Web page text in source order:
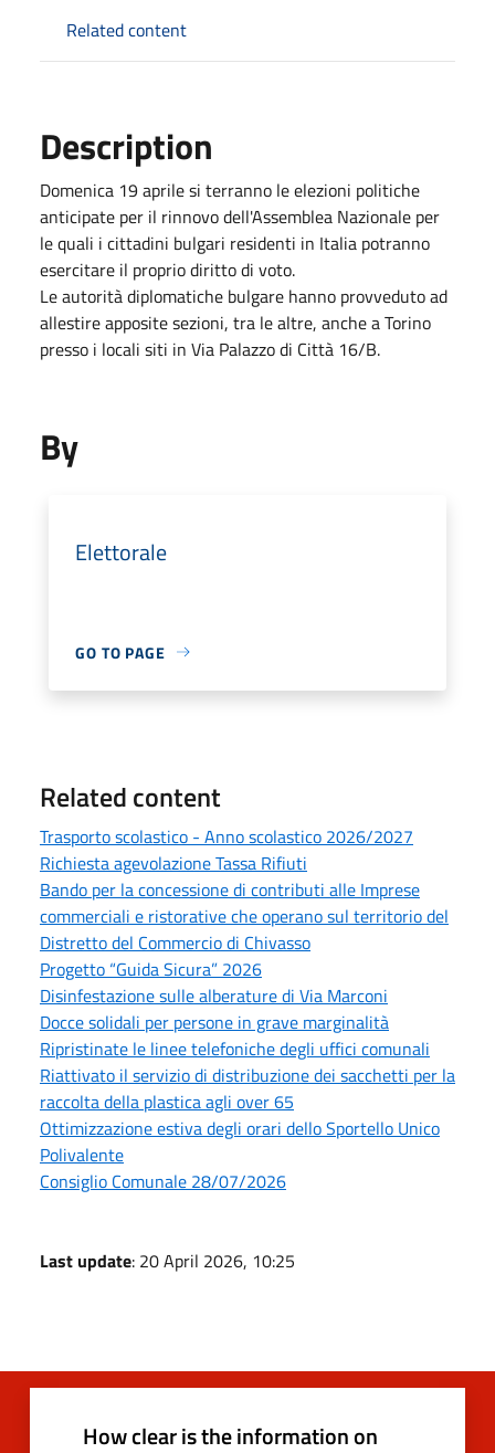
Related content
Description
Domenica 19aprilesi terranno le elezioni politiche
anticipate per il rinnovo dell'Assemblea Nazionale per
le quali i cittadini bulgari residenti in Italia potranno
esercitare il proprio diritto di voto.
Le autorità diplomatiche bulgare hanno provveduto ad
allestire apposite sezioni, tra le altre, anche a Torino
presso i locali siti in Via Palazzo di Città 16/B.
By
Elettorale
GO TO PAGE
Related content
Trasporto scolastico - Anno scolastico 2026/2027
Richiesta agevolazione Tassa Rifiuti
Bando per la concessione di contributi alle Imprese
commerciali e ristorative che operano sul territorio del
Distretto del Commercio di Chivasso
Progetto “Guida Sicura” 2026
Disinfestazione sulle alberature di Via Marconi
Docce solidali per persone in grave marginalità
Ripristinate le linee telefoniche degli uffici comunali
Riattivato il servizio di distribuzione dei sacchetti per la
raccolta della plastica agli over 65
Ottimizzazione estiva degli orari dello Sportello Unico
Polivalente
Consiglio Comunale 28/07/2026
Last update: 20 April 2026, 10:25
How clear is the information on